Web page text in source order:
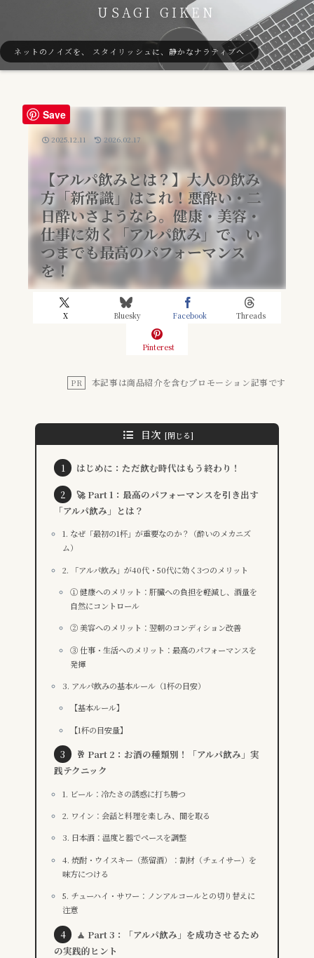
USAGI GIKEN
ネットのノイズを、 スタイリッシュに、静かなナラティブへ
【アルパ飲みとは？】大人の飲み
方「新常識」はこれ！悪酔い・二
日酔いさようなら。健康・美容・
仕事に効く「アルパ飲み」で、い
つまでも最高のパフォーマンス
を！
X Bluesky Facebook Threads
Pinterest
2025.12.11 2026.02.17
PR 本記事は商品紹介を含むプロモーション記事です
目次
はじめに：ただ飲む時代はもう終わり！
🚀 Part 1：最高のパフォーマンスを引き出す
「アルパ飲み」とは？
1. なぜ「最初の1杯」が重要なのか？（酔いのメカニズ
ム）
2. 「アルパ飲み」が40代・50代に効く3つのメリット
① 健康へのメリット：肝臓への負担を軽減し、酒量を
自然にコントロール
② 美容へのメリット：翌朝のコンディション改善
③ 仕事・生活へのメリット：最高のパフォーマンスを
発揮
3. アルパ飲みの基本ルール（1杯の目安）
【基本ルール】
【1杯の目安量】
🥂 Part 2：お酒の種類別！「アルパ飲み」実
践テクニック
1. ビール：冷たさの誘惑に打ち勝つ
2. ワイン：会話と料理を楽しみ、間を取る
3. 日本酒：温度と器でペースを調整
4. 焼酎・ウイスキー（蒸留酒）：割材（チェイサー）を
味方につける
5. チューハイ・サワー：ノンアルコールとの切り替えに
注意
🧘 Part 3：「アルパ飲み」を成功させるため
の実践的ヒント
Save